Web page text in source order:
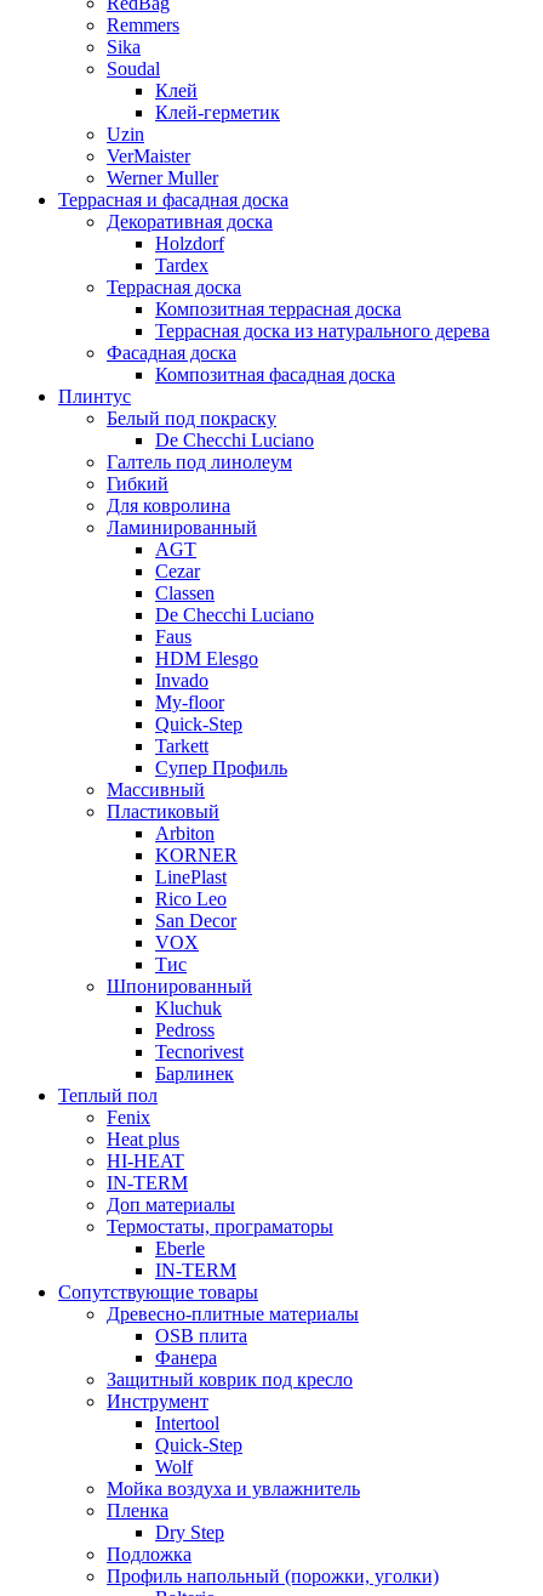
Remmers
Sika
Soudal
Клей
Клей-герметик
Uzin
VerMaister
Werner Muller
Террасная и фасадная доска
Декоративная доска
Holzdorf
Tardex
Террасная доска
Композитная террасная доска
Террасная доска из натурального дерева
Фасадная доска
Композитная фасадная доска
Плинтус
Белый под покраску
De Checchi Luciano
Галтель под линолеум
Гибкий
Для ковролина
Ламинированный
AGT
Cezar
Classen
De Checchi Luciano
Faus
HDM Elesgo
Invado
My-floor
Quick-Step
Tarkett
Супер Профиль
Массивный
Пластиковый
Arbiton
KORNER
LinePlast
Rico Leo
San Decor
VOX
Тис
Шпонированный
Kluchuk
Pedross
Tecnorivest
Барлинек
Теплый пол
Fenix
Heat plus
HI-HEAT
IN-TERM
Доп материалы
Термостаты, програматоры
Eberle
IN-TERM
Сопутствующие товары
Древесно-плитные материалы
OSB плита
Фанера
Защитный коврик под кресло
Инструмент
Intertool
Quick-Step
Wolf
Мойка воздуха и увлажнитель
Пленка
Dry Step
Подложка
Профиль напольный (порожки, уголки)